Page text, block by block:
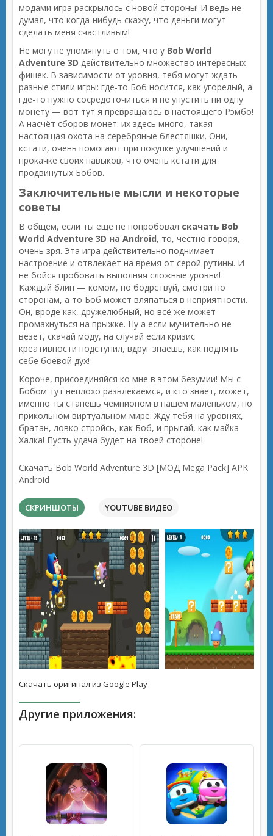
модами игра раскрылось с новой стороны! И ведь не
думал, что когда-нибудь скажу, что деньги могут
сделать меня счастливым!
Не могу не упомянуть о том, что у Bob World
Adventure 3D действительно множество интересных
фишек. В зависимости от уровня, тебя могут ждать
разные стили игры: где-то Боб носится, как угорелый, а
где-то нужно сосредоточиться и не упустить ни одну
монету — вот тут я превращаюсь в настоящего Рэмбо!
А насчёт сборов монет: их здесь много, такая
настоящая охота на серебряные блестяшки. Они,
кстати, очень помогают при покупке улучшений и
прокачке своих навыков, что очень кстати для
продвинутых Бобов.
Заключительные мысли и некоторые
советы
В общем, если ты еще не попробовал скачать Bob
World Adventure 3D на Android, то, честно говоря,
очень зря. Эта игра действительно поднимает
настроение и отвлекает на время от серой рутины. И
не бойся пробовать выполняя сложные уровни!
Каждый блин — комом, но бодрствуй, смотри по
сторонам, а то Боб может вляпаться в неприятности.
Он, вроде как, дружелюбный, но всё же может
промахнуться на прыжке. Ну а если мучительно не
везет, скачай моду, на случай если кризис
креативности подступил, вдруг знаешь, как поднять
себе боевой дух!
Короче, присоединяйся ко мне в этом безумии! Мы с
Бобом тут неплохо развлекаемся, и кто знает, может,
именно ты станешь чемпионом в нашем маленьком, но
прикольном виртуальном мире. Жду тебя на уровнях,
братан, ловко стройсь, как Боб, и прыгай, как майка
Халка! Пусть удача будет на твоей стороне!
Скачать Bob World Adventure 3D [МОД Mega Pack] APK
Android
СКРИНШОТЫ YOUTUBE ВИДЕО
Скачать оригинал из Google Play
Другие приложения: